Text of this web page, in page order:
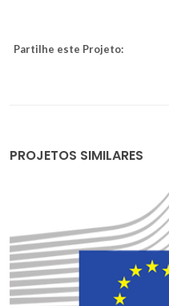
Partilhe este Projeto:
PROJETOS SIMILARES